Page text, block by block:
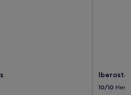
Iberostar
10/10